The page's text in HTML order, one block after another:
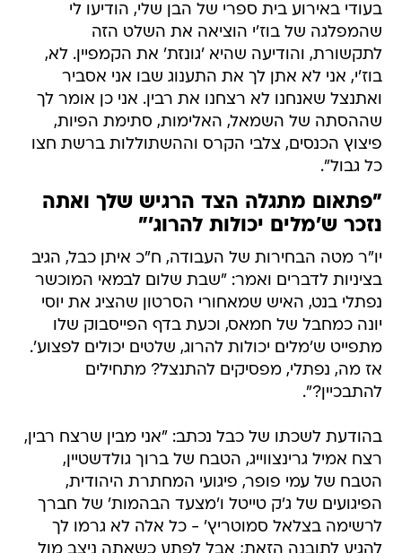
בעודי באירוע בית ספרי של הבן שלי, הודיעו לי
שהמפלגה של בוז'י הוציאה את השלט הזה
לתקשורת, והודיעה שהיא 'גונזת' את הקמפיין. לא,
בוז'י, אני לא אתן לך את התענוג שבו אני אסביר
ואתנצל שאנחנו לא רצחנו את רבין. אני כן אומר לך
שההסתה של השמאל, האלימות, סתימת הפיות,
פיצוץ הכנסים, צלבי הקרס וההשתוללות ברשת חצו
כל גבול".
"פתאום מתגלה הצד הרגיש שלך ואתה
נזכר ש'מלים יכולות להרוג'"
יו"ר מטה הבחירות של העבודה, ח"כ איתן כבל, הגיב
בציניות לדברים ואמר: "שבת שלום לבמאי המוכשר
נפתלי בנט, האיש שמאחורי הסרטון שהציג את יוסי
יונה כמחבל של חמאס, וכעת בדף הפייסבוק שלו
מתפייט ש'מלים יכולות להרוג, שלטים יכולים לפצוע'.
אז מה, נפתלי, מפסיקים להתנצל? מתחילים
להתבכיין?".
בהודעת לשכתו של כבל נכתב: "אני מבין שרצח רבין,
רצח אמיל גרינצווייג, הטבח של ברוך גולדשטיין,
הטבח של עמי פופר, פיגועי המחתרת היהודית,
הפיגועים של ג'ק טייטל ו'מצעד הבהמות' של חברך
לרשימה בצלאל סמוטריץ' - כל אלה לא גרמו לך